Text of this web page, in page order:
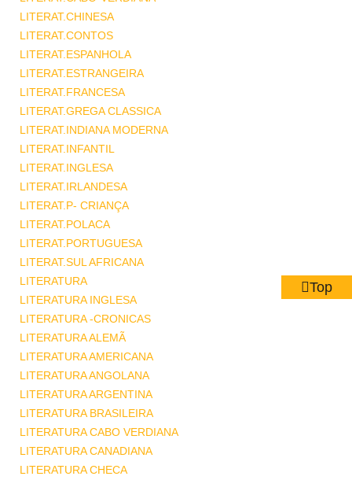
LITERAT.CHINESA
LITERAT.CONTOS
LITERAT.ESPANHOLA
LITERAT.ESTRANGEIRA
LITERAT.FRANCESA
LITERAT.GREGA CLASSICA
LITERAT.INDIANA MODERNA
LITERAT.INFANTIL
LITERAT.INGLESA
LITERAT.IRLANDESA
LITERAT.P- CRIANÇA
LITERAT.POLACA
LITERAT.PORTUGUESA
LITERAT.SUL AFRICANA
LITERATURA
LITERATURA INGLESA
LITERATURA -CRONICAS
LITERATURA ALEMÃ
LITERATURA AMERICANA
LITERATURA ANGOLANA
LITERATURA ARGENTINA
LITERATURA BRASILEIRA
LITERATURA CABO VERDIANA
LITERATURA CANADIANA
LITERATURA CHECA
Top